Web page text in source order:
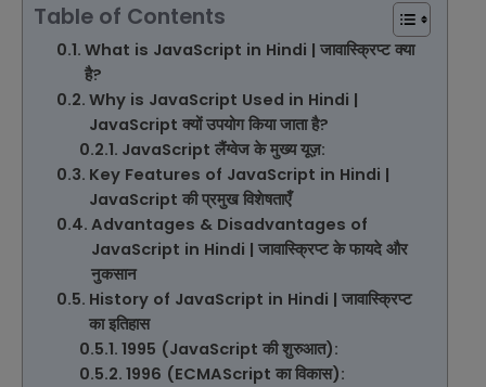
Table of Contents
What is JavaScript in Hindi | जावास्क्रिप्ट क्या
है?
Why is JavaScript Used in Hindi |
JavaScript क्यों उपयोग किया जाता है?
JavaScript लैंग्वेज के मुख्य यूज़:
Key Features of JavaScript in Hindi |
JavaScript की प्रमुख विशेषताएँ
Advantages & Disadvantages of
JavaScript in Hindi | जावास्क्रिप्ट के फायदे और
नुकसान
History of JavaScript in Hindi | जावास्क्रिप्ट
का इतिहास
1995 (JavaScript की शुरुआत):
1996 (ECMAScript का विकास):